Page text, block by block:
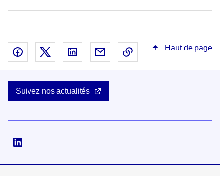
Partager sur Facebook - nouvelle fenêtre
Partager sur X - nouvelle fenêtre
Partager sur Linked In - nouvelle
Partager par email - nouvelle
Copier le lien dans le
Haut de page
Suivez nos actualités